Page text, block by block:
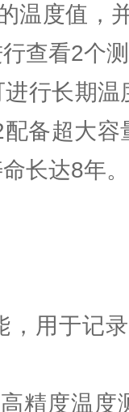
温度值，
查看2个
行长期
备超大
长达8年。
，用于记
精度温度